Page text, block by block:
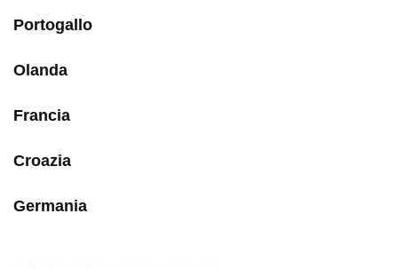
Portogallo
Olanda
Francia
Croazia
Germania